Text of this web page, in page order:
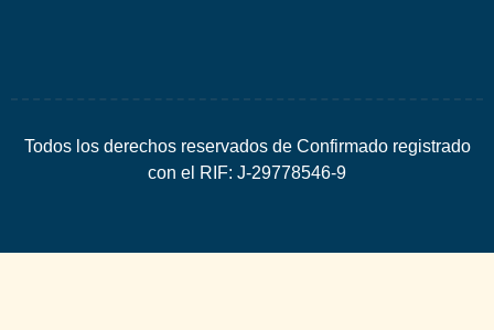
Todos los derechos reservados de Confirmado registrado
con el RIF: J-29778546-9